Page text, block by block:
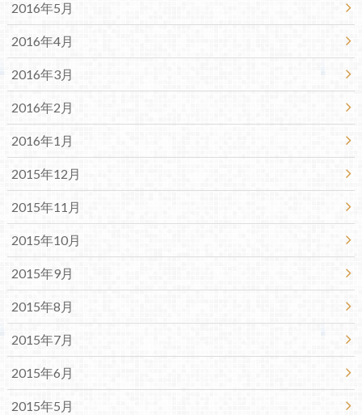
2016年5月
2016年4月
2016年3月
2016年2月
2016年1月
2015年12月
2015年11月
2015年10月
2015年9月
2015年8月
2015年7月
2015年6月
2015年5月